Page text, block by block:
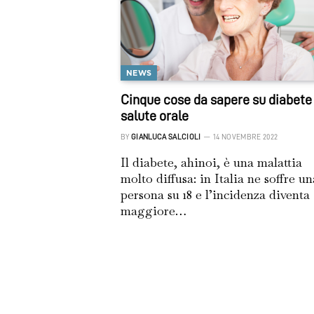
NEWS
Cinque cose da sapere su diabete
salute orale
BY GIANLUCA SALCIOLI 14 NOVEMBRE 2022
Il diabete, ahinoi, è una malattia
molto diffusa: in Italia ne soffre
persona su 18 e l’incidenza diventa
maggiore…